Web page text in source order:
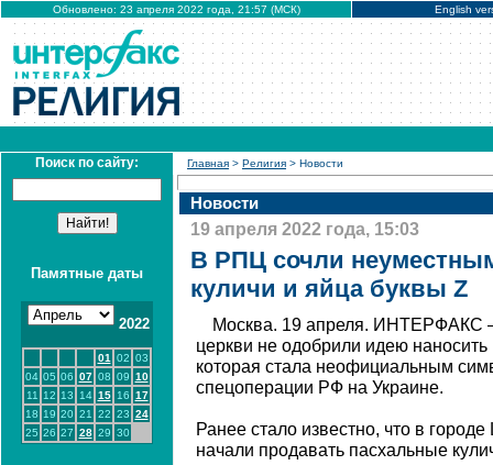
Обновлено: 23 апреля 2022 года, 21:57 (МСК) English
Поиск по сайту:
Памятные даты
2022
01 02 03
04 05 06 07 08 09 10
11
12 13 14 15 16 17
18 19 20 21 22 23 24
25 26 27 28 29 30
Главная > Религия > Новости
Новости
19 апреля 2022 года, 15:03
В РПЦ сочли
куличи и яйца буквы Z
Москва. 19 апреля. ИНТЕРФАКС
церкви не одобрили идею наносить
которая стала неофициальным
спецоперации РФ на Украине.
Ранее стало известно, что в
начали продавать пасхальные